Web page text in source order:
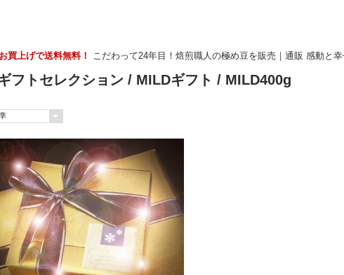
買上げで送料無料！ こだわって24年目！焙煎職人の極め豆を販売｜通販 感動と
フトセレクション / MILDギフト / MILD400g